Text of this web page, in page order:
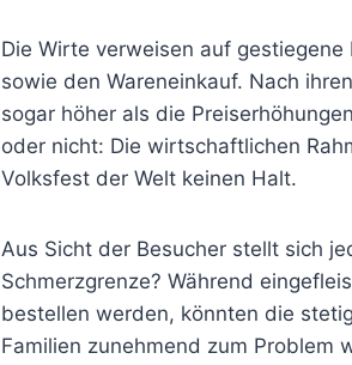
Die Wirte verweisen auf
sowie den Wareneinkauf. Nach
sogar höher als die
oder nicht: Die wirtschaftlichen
Volksfest der Welt keinen Halt.
Aus Sicht der Besucher stellt sich
Schmerzgrenze? Während
bestellen werden, könnten die
Familien zunehmend zum Problem